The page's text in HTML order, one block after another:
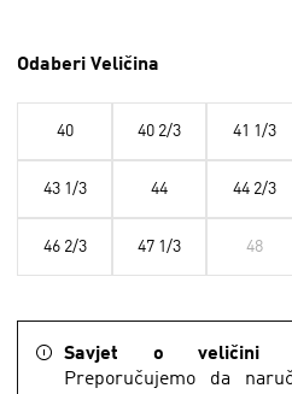
Odaberi Veličina
40 40 2/3 41 1/3
43 1/3 44 44 2/3
46 2/3 47 1/3 48
Savjet o veličini
Preporučujemo da